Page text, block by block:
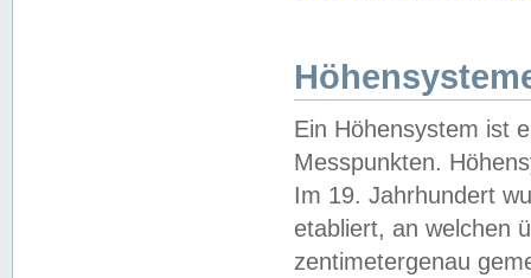
Ein Höhensystem ist
Messpunkten.
Im 19. Jahrhundert
etabliert, an welchen
zentimetergenau